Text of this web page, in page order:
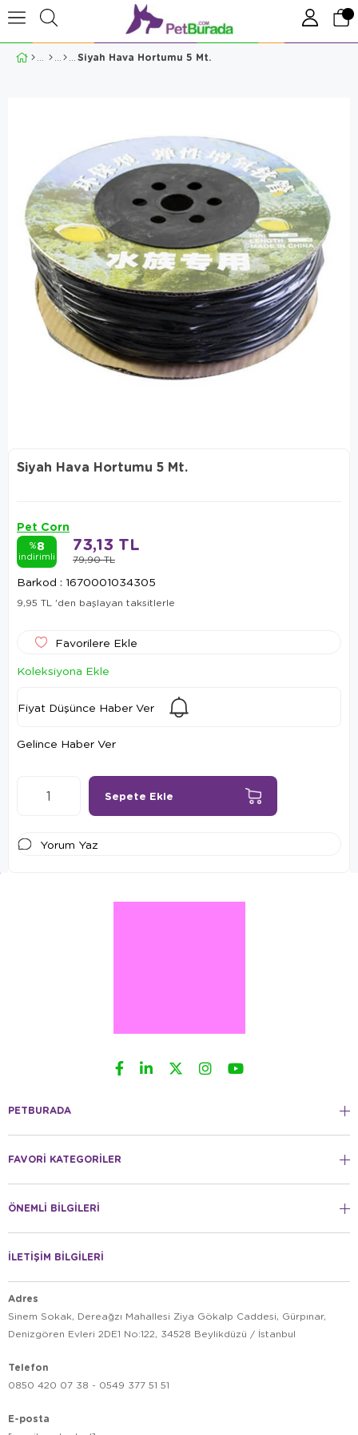
Siyah Hava Hortumu 5 Mt.
Siyah Hava Hortumu 5 Mt.
Pet Corn
%8
indirimli 79,90 TL
73,13 TL
Barkod : 1670001034305
9,95 TL 'den başlayan taksitlerle
Favorilere Ekle
Koleksiyona Ekle
Fiyat Düşünce Haber Ver
Gelince Haber Ver
Yorum Yaz
PETBURADA
FAVORİ KATEGORİLER
ÖNEMLİ BİLGİLERİ
İLETİŞİM BİLGİLERİ
Adres
Sinem Sokak, Dereağzı Mahallesi Ziya Gökalp Caddesi, Gürpınar,
Denizgören Evleri 2DE1 No:122, 34528 Beylikdüzü / İstanbul
Telefon
0850 420 07 38 - 0549 377 51 51
E-posta